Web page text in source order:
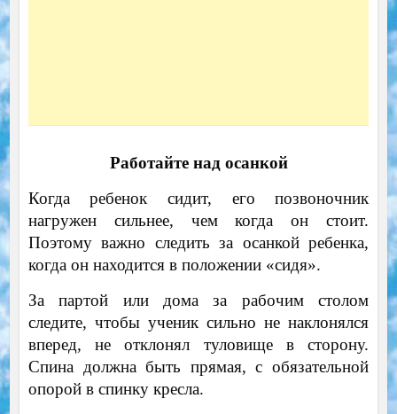
Работайте над осанкой
Когда ребенок сидит, его позвоночник
нагружен сильнее, чем когда он стоит.
Поэтому важно следить за осанкой ребенка,
когда он находится в положении «сидя».
За партой или дома за рабочим столом
следите, чтобы ученик сильно не наклонялся
вперед, не отклонял туловище в сторону.
Спина должна быть прямая, с обязательной
опорой в спинку кресла.